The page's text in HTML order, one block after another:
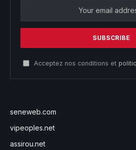
Acceptez nos conditions et
seneweb.com
vipeoples.net
assirou.net